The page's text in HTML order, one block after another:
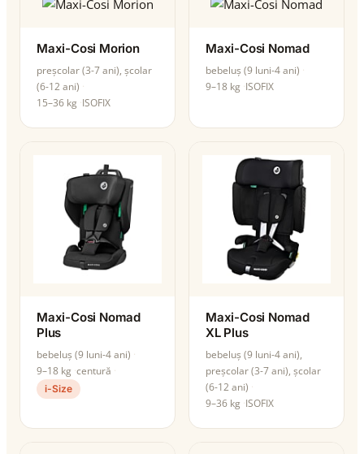
Maxi-Cosi Morion
preșcolar (3-7 ani), școlar
(6-12 ani)
15–36 kg ISOFIX
Maxi-Cosi Nomad
bebeluș (9 luni-4 ani)
9–18 kg ISOFIX
Maxi-Cosi Nomad
Plus
bebeluș (9 luni-4 ani)
9–18 kg centură
i-Size
Maxi-Cosi Nomad
XL Plus
bebeluș (9 luni-4 ani),
preșcolar (3-7 ani), școlar
(6-12 ani)
9–36 kg ISOFIX